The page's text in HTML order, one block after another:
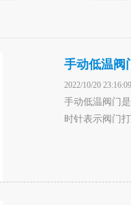
手动低温阀
2022/10/20 23:16:09
手动低温阀门
时针表示阀门